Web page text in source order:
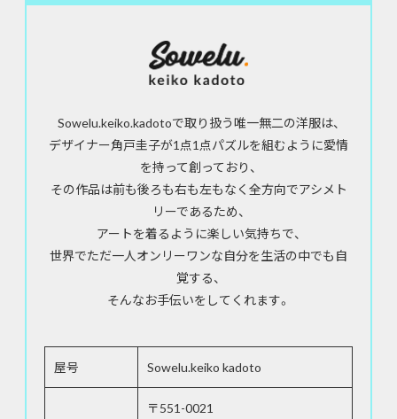
Sowelu.keiko.kadotoで取り扱う唯一無二の洋服は、
デザイナー角戸圭子が1点1点パズルを組むように愛情
を持って創っており、
その作品は前も後ろも右も左もなく全方向でアシメト
リーであるため、
アートを着るように楽しい気持ちで、
世界でただ一人オンリーワンな自分を生活の中でも自
覚する、
そんなお手伝いをしてくれます。
屋号 Sowelu.keiko kadoto
〒551-0021